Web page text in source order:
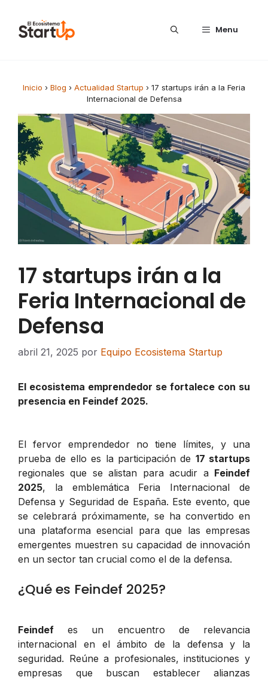
Menu
Inicio › Blog › Actualidad Startup › 17 startups irán a la Feria
Internacional de Defensa
17 startups irán a la
Feria Internacional de
Defensa
abril 21, 2025 por Equipo Ecosistema Startup
El ecosistema emprendedor se fortalece con su
presencia en Feindef 2025.
El fervor emprendedor no tiene límites, y una
prueba de ello es la participación de 17 startups
regionales que se alistan para acudir a Feindef
2025, la emblemática Feria Internacional de
Defensa y Seguridad de España. Este evento, que
se celebrará próximamente, se ha convertido en
una plataforma esencial para que las empresas
emergentes muestren su capacidad de innovación
en un sector tan crucial como el de la defensa.
¿Qué es Feindef 2025?
Feindef es un encuentro de relevancia
internacional en el ámbito de la defensa y la
seguridad. Reúne a profesionales, instituciones y
empresas que buscan establecer alianzas